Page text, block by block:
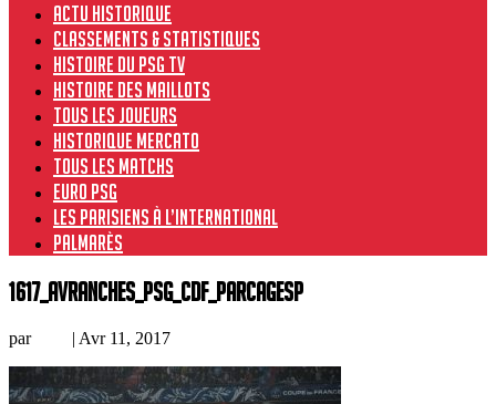
Actu historique
Classements & Statistiques
Histoire du PSG TV
Histoire des maillots
Tous les joueurs
Historique Mercato
Tous les matchs
Euro PSG
Les Parisiens à l’international
Palmarès
1617_Avranches_PSG_CdF_parcageSP
par | Avr 11, 2017